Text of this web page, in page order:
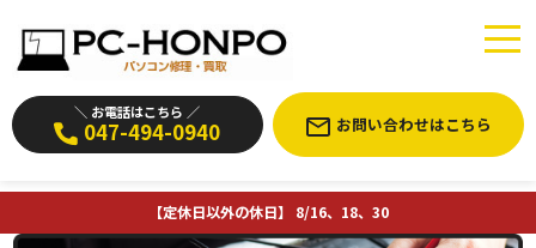
＼ お電話はこちら ／
047-494-0940 お問い合わせはこちら
【定休日以外の休日】 8/16、18、30